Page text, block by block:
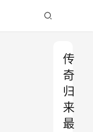
传
奇
归
来
最